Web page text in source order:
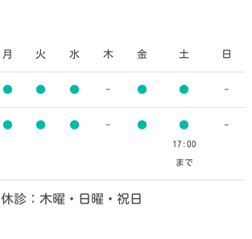
月 火 水 木 金 土 日
● ● ● - ● ● -
● ● ● - ● ●
17:00
まで
-
休診：木曜・日曜・祝日